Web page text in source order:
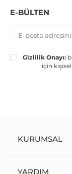
E-BÜLTEN
Gizlilik Onayı:
için
KURUMSAL
YARDIM